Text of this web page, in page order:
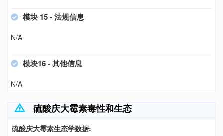
模块 15 - 法规信息
N/A
模块16 - 其他信息
N/A
硫酸庆大霉素毒性和生态
硫酸庆大霉素生态学数据: